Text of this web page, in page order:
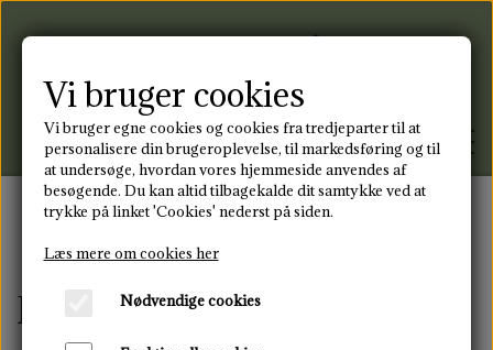
FORSIDE
PRODUKTER
Forside Fortrydelse og reklamation.
Fortrydelse og reklamation.
Vi bruger cookies
Vi bruger egne cookies og cookies fra tredjeparter til at
personalisere din brugeroplevelse, til markedsføring og til
at undersøge, hvordan vores hjemmeside anvendes af
besøgende. Du kan altid tilbagekalde dit samtykke ved at
trykke på linket 'Cookies' nederst på siden.
Læs mere om cookies her
Nødvendige cookies